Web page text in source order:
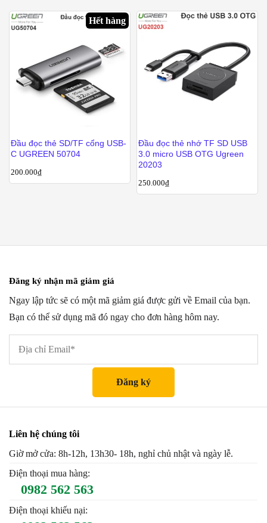
Hết hàng
Đầu đọc thẻ SD/TF cổng USB-
C UGREEN 50704
200.000₫
Đầu đọc thẻ nhớ TF SD USB
3.0 micro USB OTG Ugreen
20203
250.000₫
Đăng ký nhận mã giảm giá
Ngay lập tức sẽ có một mã giảm giá được gửi về Email của bạn.
Bạn có thể sử dụng mã đó ngay cho đơn hàng hôm nay.
Liên hệ chúng tôi
Giờ mở cửa: 8h-12h, 13h30- 18h, nghỉ chủ nhật và ngày lễ.
Điện thoại mua hàng:
0982 562 563
Điện thoại khiếu nại: